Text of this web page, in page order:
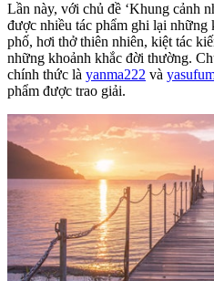
Lần này, với chủ đề ‘Khung cảnh
được nhiều tác phẩm ghi lại
phố, hơi thở thiên nhiên, kiệt tác
những khoảnh khắc đời thường.
chính thức là yanma222 và
phẩm được trao giải.